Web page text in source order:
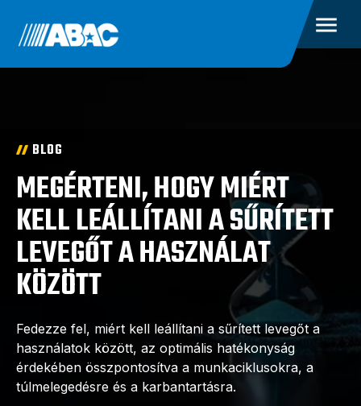
BLOG
MEGÉRTENI, HOGY MIÉRT
KELL LEÁLLÍTANI A SŰRÍTETT
LEVEGŐT A HASZNÁLAT
KÖZÖTT
Fedezze fel, miért kell leállítani a sűrített levegőt a
használatok között, az optimális hatékonyság
érdekében összpontosítva a munkaciklusokra, a
túlmelegedésre és a karbantartásra.